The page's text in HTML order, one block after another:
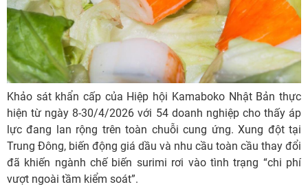
Khảo sát khẩn cấp của Hiệp hội Kamaboko Nhật Bản thực
hiện từ ngày 8-30/4/2026 với 54 doanh nghiệp cho thấy áp
lực đang lan rộng trên toàn chuỗi cung ứng. Xung đột tại
Trung Đông, biến động giá dầu và nhu cầu toàn cầu thay đổi
đã khiến ngành chế biến surimi rơi vào tình trạng “chi phí
vượt ngoài tầm kiểm soát”.